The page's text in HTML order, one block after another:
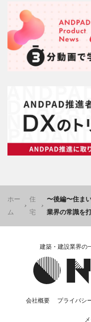
ホー
ム
住
宅
〜後編〜住ま
業界の常識を
建築・建設業界の
会社概要 プライバシ